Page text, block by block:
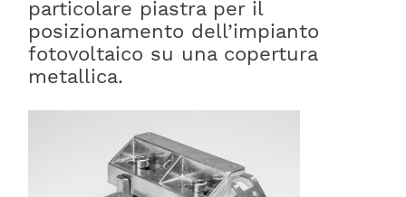
particolare piastra per il
posizionamento dell’impianto
fotovoltaico su una copertura
metallica.